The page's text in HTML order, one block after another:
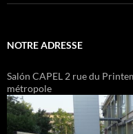
NOTRE ADRESSE
Salón CAPEL 2 rue du
métropole